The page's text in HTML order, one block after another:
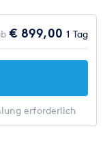
€ 899,00 1 Tag
erforderlich